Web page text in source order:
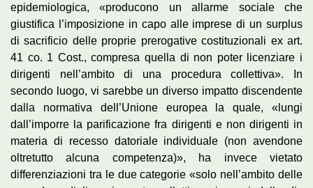
epidemiologica, «producono un allarme sociale che
giustifica l’imposizione in capo alle imprese di un surplus
di sacrificio delle proprie prerogative costituzionali ex art.
41 co. 1 Cost., compresa quella di non poter licenziare i
dirigenti nell’ambito di una procedura collettiva». In
secondo luogo, vi sarebbe un diverso impatto discendente
dalla normativa dell’Unione europea la quale, «lungi
dall’imporre la parificazione fra dirigenti e non dirigenti in
materia di recesso datoriale individuale (non avendone
oltretutto alcuna competenza)», ha invece vietato
differenziazioni tra le due categorie «solo nell’ambito delle